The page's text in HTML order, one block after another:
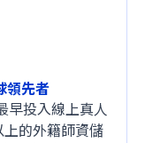
領先者
早投入線上真人
上的外籍師資儲